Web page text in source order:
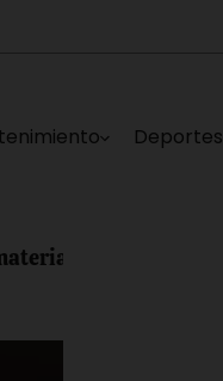
Deportes
de reparación del